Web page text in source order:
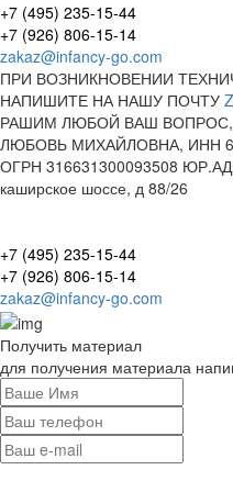
+7 (495) 235-15-44
+7 (926) 806-15-14
zakaz@infancy-go.com
ПРИ ВОЗНИКНОВЕНИИ
НАПИШИТЕ НА НАШУ ПОЧТУ
РАШИМ ЛЮБОЙ ВАШ
ЛЮБОВЬ МИХАЙЛОВНА, ИНН
ОГРН 316631300093508
каширское шоссе, д 88/26
+7 (495) 235-15-44
+7 (926) 806-15-14
zakaz@infancy-go.com
Получить материал
для получения материала